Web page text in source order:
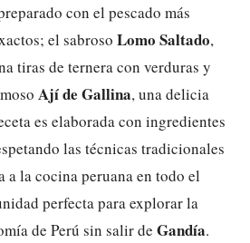
con el pescado más
el sabroso Lomo Saltado,
tiras de ternera con verduras y
Ají de Gallina, una delicia
es elaborada con ingredientes
las técnicas tradicionales
a la cocina peruana en todo el
perfecta para explorar la
de Perú sin salir de Gandía.